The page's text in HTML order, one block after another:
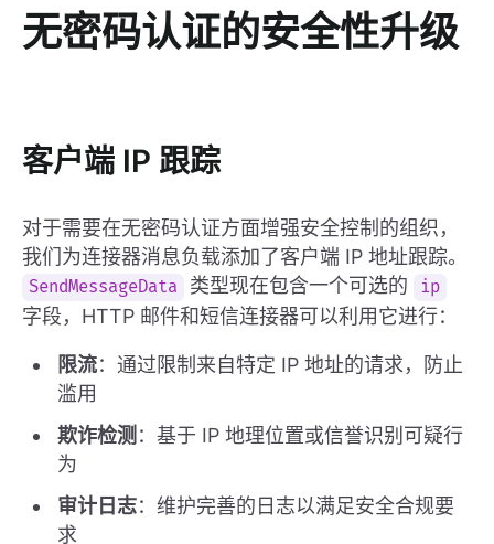
无密码认证的安全性升级
客户端 IP 跟踪
对于需要在无密码认证方面增强安全控制的组织，
我们为连接器消息负载添加了客户端 IP 地址跟踪。
SendMessageData 类型现在包含一个可选的 ip
字段，HTTP 邮件和短信连接器可以利用它进行：
限流：通过限制来自特定 IP 地址的请求，防止
滥用
欺诈检测 ：基于 IP 地理位置或信誉识别可疑行
为
审计日志：维护完善的日志以满足安全合规要
求